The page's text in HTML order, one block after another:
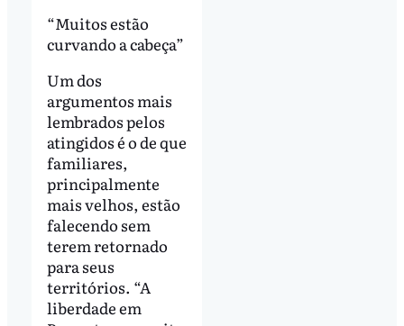
“Muitos estão
curvando a cabeça”
Um dos
argumentos mais
lembrados pelos
atingidos é o de que
familiares,
principalmente
mais velhos, estão
falecendo sem
terem retornado
para seus
territórios. “A
liberdade em